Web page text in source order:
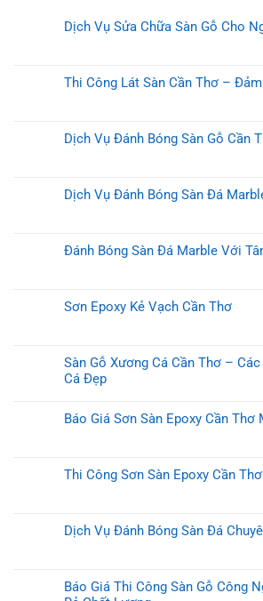
Dịch Vụ Sửa Chữa Sàn Gỗ Cho
Thi Công Lát Sàn Cần Thơ –
Dịch Vụ Đánh Bóng Sàn Gỗ Cần
Dịch Vụ Đánh Bóng Sàn Đá
Đánh Bóng Sàn Đá Marble Với
Sơn Epoxy Kẻ Vạch Cần Thơ
Sàn Gỗ Xương Cá Cần Thơ –
Cá Đẹp
Báo Giá Sơn Sàn Epoxy Cần Thơ
Thi Công Sơn Sàn Epoxy Cần
Dịch Vụ Đánh Bóng Sàn Đá
Báo Giá Thi Công Sàn Gỗ Công